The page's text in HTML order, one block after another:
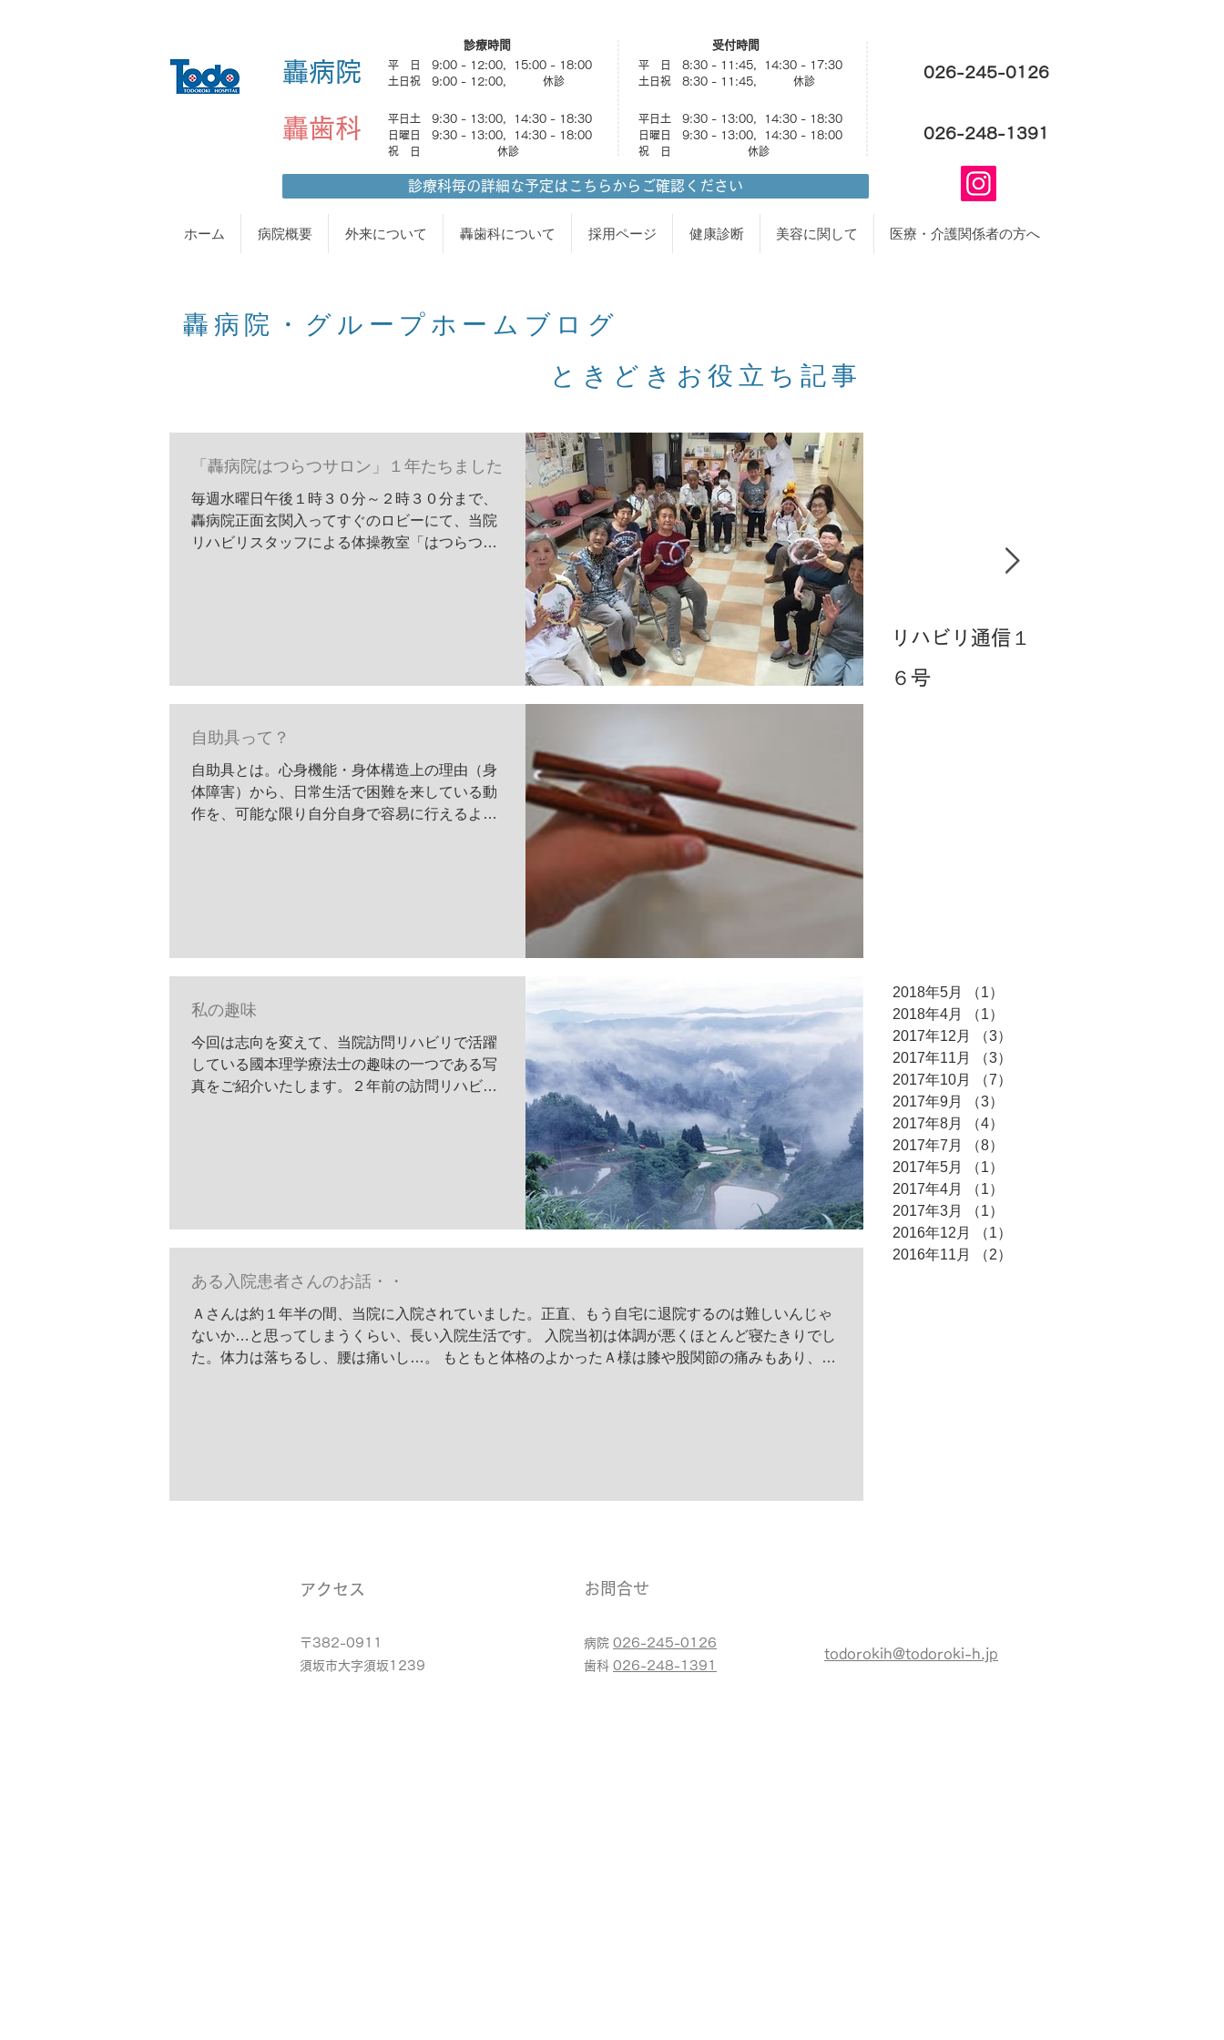
轟病院
診療時間
平 日 9:00 - 12:00, 15:00 - 18:00
土日祝 9:00 - 12:00, 休診
受付時間
平 日 8:30 - 11:45, 14:30 - 17:30
土日祝 8:30 - 11:45, 休診
026-245-0126
轟歯科
平日土 9:30 - 13:00, 14:30 - 18:30
日曜日 9:30 - 13:00, 14:30 - 18:00
祝 日 休診
平日土 9:30 - 13:00, 14:30 - 18:30
日曜日 9:30 - 13:00, 14:30 - 18:00
祝 日 休診
診療科毎の詳細な予定はこちらからご確認ください
026-248-1391
ホーム 病院概要 外来について 轟歯科について 採用ページ 健康診断 美容に関して 医療・介護関係者の方へ
轟病院・グループホームブログ
​ ときどきお役立ち記事
「轟病院はつらつサロン」１年たちました
毎週水曜日午後１時３０分～２時３０分まで、
轟病院正面玄関入ってすぐのロビーにて、当院
リハビリスタッフによる体操教室「はつらつサ
自助具って？
自助具とは。心身機能・身体構造上の理由（身
体障害）から、日常生活で困難を来している動
作を、可能な限り自分自身で容易に行えるよう
私の趣味
今回は志向を変えて、当院訪問リハビリで活躍
している國本理学療法士の趣味の一つである写
真をご紹介いたします。２年前の訪問リハビリ
ある入院患者さんのお話・・
Ａさんは約１年半の間、当院に入院されていました。正直、もう自宅に退院するのは難しいんじゃ
ないか…と思ってしまうくらい、長い入院生活です。 入院当初は体調が悪くほとんど寝たきりでし
た。体力は落ちるし、腰は痛いし…。 もともと体格のよかったＡ様は膝や股関節の痛みもあり、そ
リハビリ通信１
６号
2018年5月 （1）
2018年4月
（1）
2017年12月
（3）
2017年11月
（3）
2017年10月
（7）
2017年9月
（3）
2017年8月
（4）
2017年7月
（8）
2017年5月
（1）
2017年4月
（1）
2017年3月
（1）
2016年12月
（1）
2016年11月
（2）
アクセス
〒382-0911
​須坂市大字須坂1239
お問合せ
病院 026-245-0126
​歯科 026-248-1391
todorokih@todoroki-h.jp